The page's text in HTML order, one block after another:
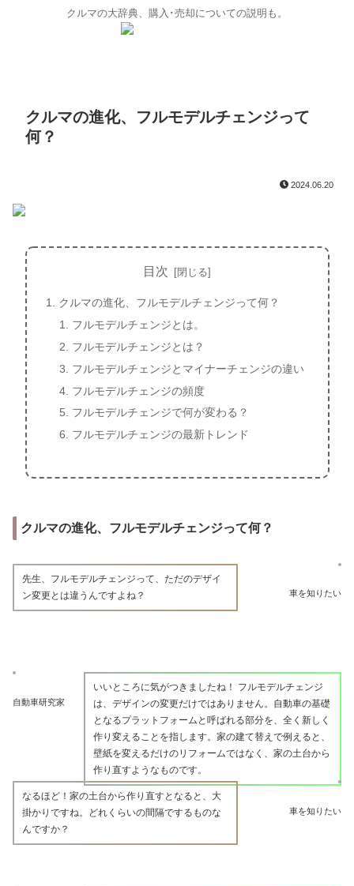
クルマの大辞典、購入･売却についての説明も。
クルマの進化、フルモデルチェンジって
何？
2024.06.20
目次
クルマの進化、フルモデルチェンジって何？
フルモデルチェンジとは。
フルモデルチェンジとは？
フルモデルチェンジとマイナーチェンジの違い
フルモデルチェンジの頻度
フルモデルチェンジで何が変わる？
フルモデルチェンジの最新トレンド
クルマの進化、フルモデルチェンジって何？
車を知りたい
先生、フルモデルチェンジって、ただのデザイ
ン変更とは違うんですよね？
自動車研究家
いいところに気がつきましたね！ フルモデルチェンジ
は、デザインの変更だけではありません。自動車の基礎
となるプラットフォームと呼ばれる部分を、全く新しく
作り変えることを指します。家の建て替えで例えると、
壁紙を変えるだけのリフォームではなく、家の土台から
作り直すようなものです。
車を知りたい
なるほど！家の土台から作り直すとなると、大
掛かりですね。どれくらいの間隔でするものな
んですか？